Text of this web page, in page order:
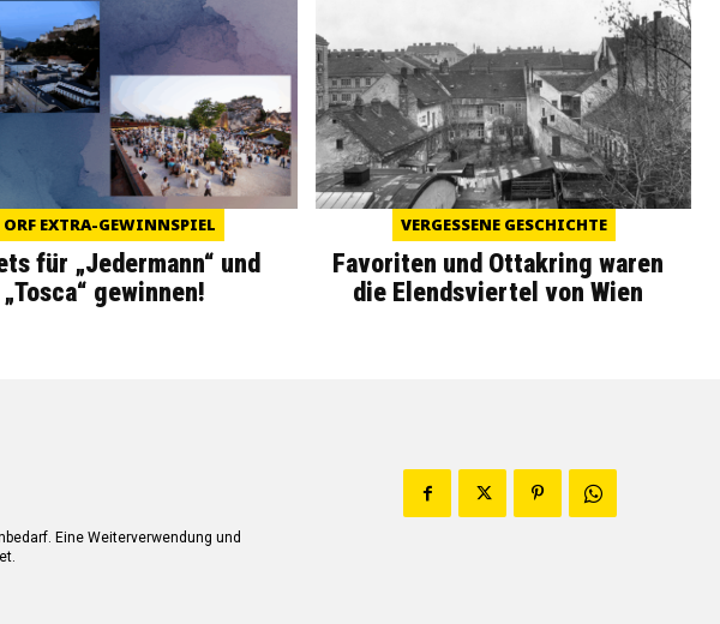
ORF EXTRA-GEWINNSPIEL
für „Jedermann“ und
„Tosca“ gewinnen!
VERGESSENE GESCHICHTE
Favoriten und Ottakring waren
die Elendsviertel von Wien
Eine Weiterverwendung und